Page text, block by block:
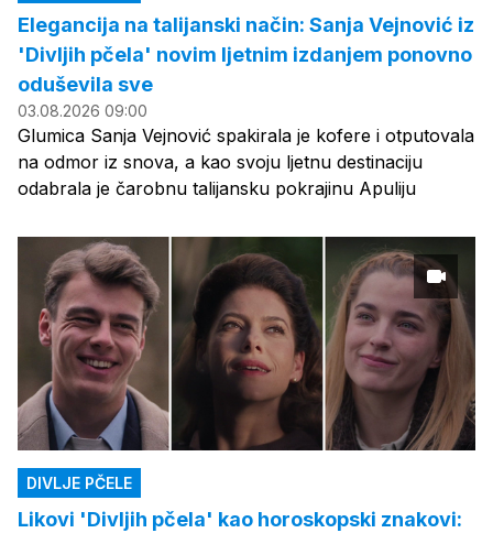
Elegancija na talijanski način: Sanja Vejnović iz
'Divljih pčela' novim ljetnim izdanjem ponovno
oduševila sve
03.08.2026 09:00
Glumica Sanja Vejnović spakirala je kofere i otputovala
na odmor iz snova, a kao svoju ljetnu destinaciju
odabrala je čarobnu talijansku pokrajinu Apuliju
DIVLJE PČELE
Likovi 'Divljih pčela' kao horoskopski znakovi: